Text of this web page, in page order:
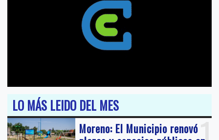
LO MÁS LEIDO DEL MES
Moreno: El Municipio renovó